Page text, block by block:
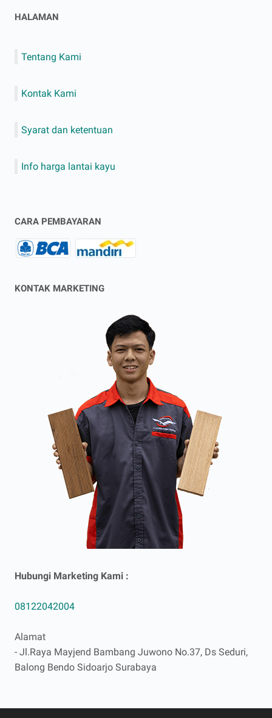
HALAMAN
Tentang Kami
Kontak Kami
Syarat dan ketentuan
Info harga lantai kayu
CARA PEMBAYARAN
KONTAK MARKETING
Hubungi Marketing Kami :
08122042004
Alamat
- Jl.Raya Mayjend Bambang Juwono No.37, Ds Seduri,
Balong Bendo Sidoarjo Surabaya